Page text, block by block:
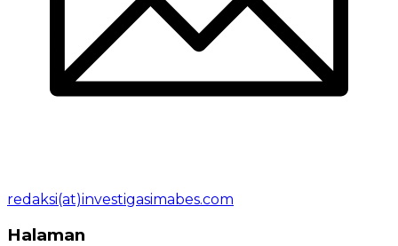
redaksi(at)investigasimabes.com
Halaman